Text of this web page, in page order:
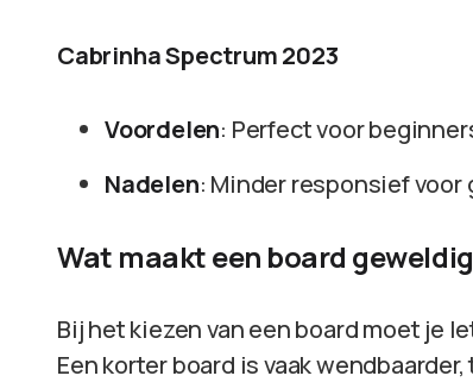
Cabrinha Spectrum 2023
Voordelen: Perfect voor
Nadelen: Minder responsief
Wat maakt een board
Bij het kiezen van een board moet je
Een korter board is vaak